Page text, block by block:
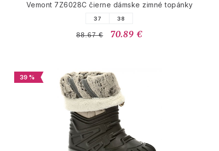
Vemont 7Z6028C čierne dámske zimné topánky
37 38
88.67 € 70.89 €
39 %